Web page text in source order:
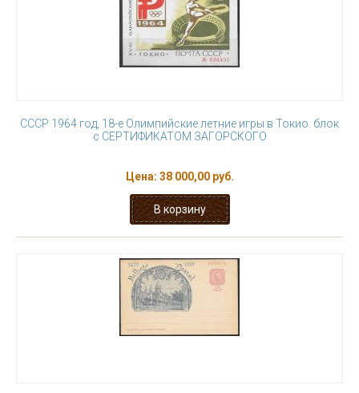
СССР 1964 год, 18-е Олимпийские летние игры в Токио. блок
с СЕРТИФИКАТОМ ЗАГОРСКОГО
Цена: 38 000,00 руб.